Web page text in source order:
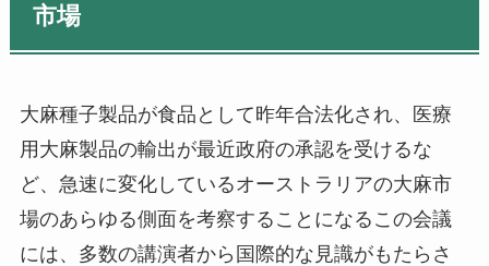
市場
大麻種子製品が食品として昨年合法化され、医療
用大麻製品の輸出が最近政府の承認を受けるな
ど、急速に変化しているオーストラリアの大麻市
場のあらゆる側面を考察することになるこの会議
には、多数の講演者から国際的な見識がもたらさ